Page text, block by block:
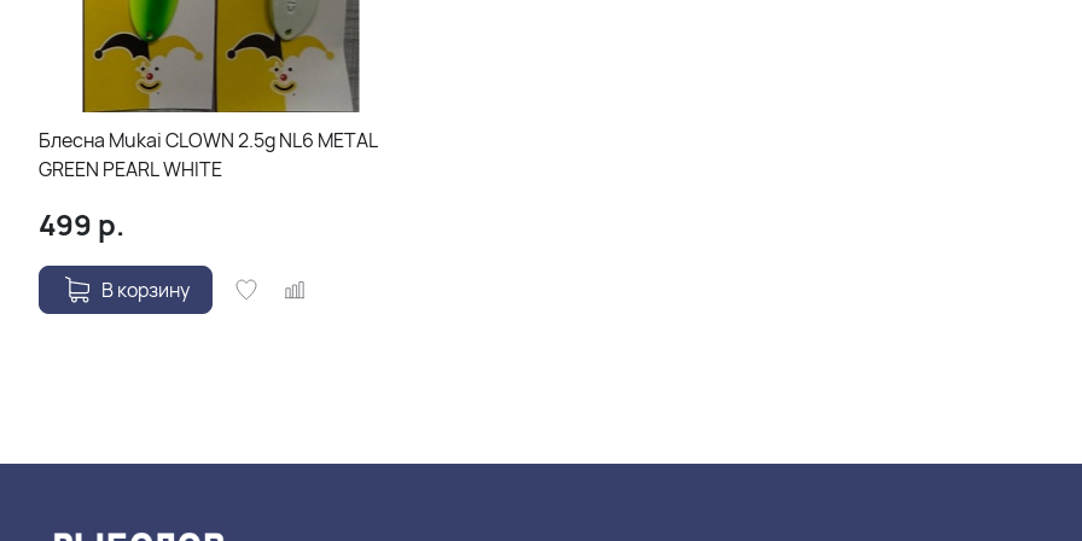
Блесна Mukai CLOWN 2.5g NL6 METAL
GREEN PEARL WHITE
499 р.
В корзину